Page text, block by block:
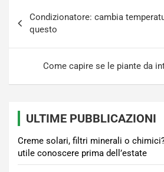
articoli
Condizionatore: cambia
questo
Come capire se le piante da
ULTIME PUBBLICAZIONI
Creme solari, filtri minerali o
utile conoscere prima dell’estate